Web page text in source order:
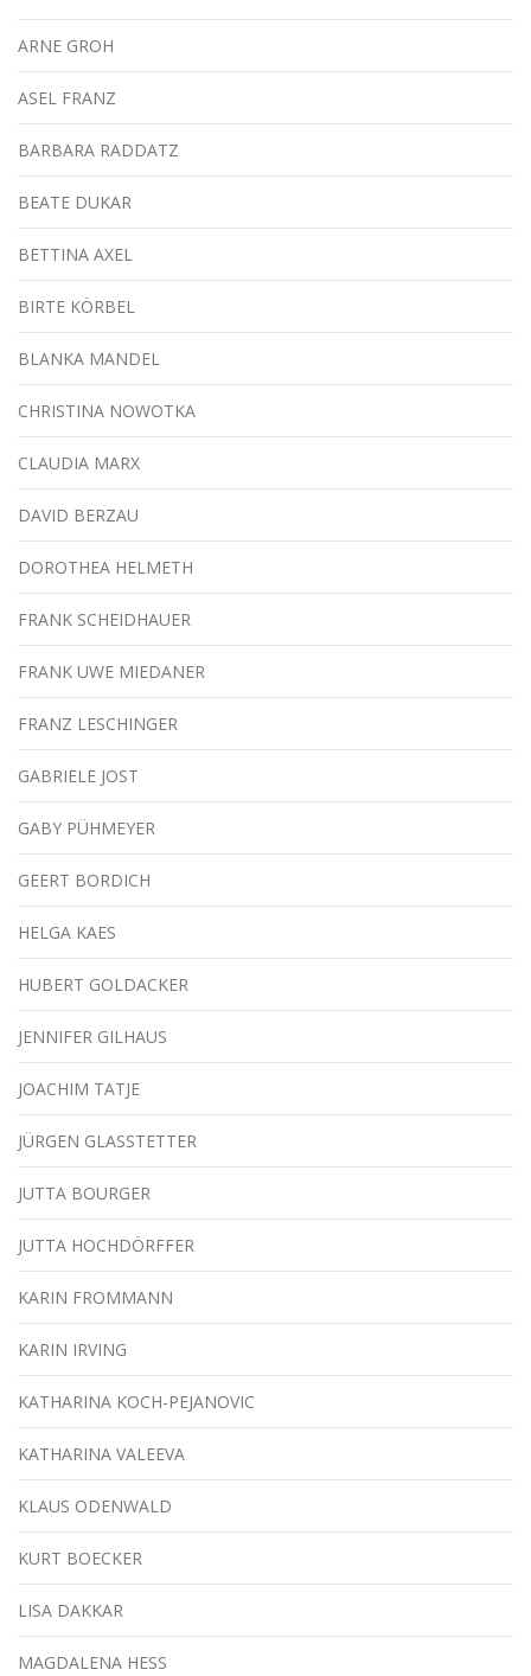
ARNE GROH
ASEL FRANZ
BARBARA RADDATZ
BEATE DUKAR
BETTINA AXEL
BIRTE KÖRBEL
BLANKA MANDEL
CHRISTINA NOWOTKA
CLAUDIA MARX
DAVID BERZAU
DOROTHEA HELMETH
FRANK SCHEIDHAUER
FRANK UWE MIEDANER
FRANZ LESCHINGER
GABRIELE JOST
GABY PÜHMEYER
GEERT BORDICH
HELGA KAES
HUBERT GOLDACKER
JENNIFER GILHAUS
JOACHIM TATJE
JÜRGEN GLASSTETTER
JUTTA BOURGER
JUTTA HOCHDÖRFFER
KARIN FROMMANN
KARIN IRVING
KATHARINA KOCH-PEJANOVIC
KATHARINA VALEEVA
KLAUS ODENWALD
KURT BOECKER
LISA DAKKAR
MAGDALENA HESS